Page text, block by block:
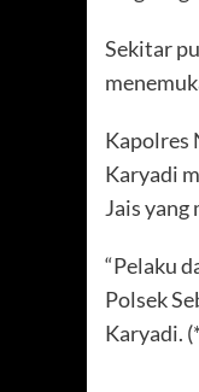
Sekitar
Kapolres
Karyadi
Jais yang
“Pelaku
Polsek
Karyadi.